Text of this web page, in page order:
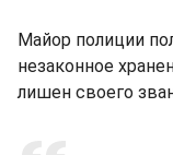
Майор полиции
незаконное
лишен своего